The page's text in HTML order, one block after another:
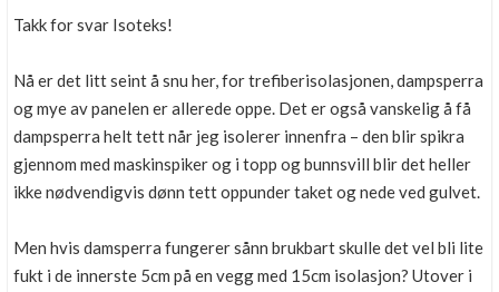
Takk for svar Isoteks!
Nå er det litt seint å snu her, for trefiberisolasjonen, dampsperra
og mye av panelen er allerede oppe. Det er også vanskelig å få
dampsperra helt tett når jeg isolerer innenfra – den blir spikra
gjennom med maskinspiker og i topp og bunnsvill blir det heller
ikke nødvendigvis dønn tett oppunder taket og nede ved gulvet.
Men hvis damsperra fungerer sånn brukbart skulle det vel bli lite
fukt i de innerste 5cm på en vegg med 15cm isolasjon? Utover i